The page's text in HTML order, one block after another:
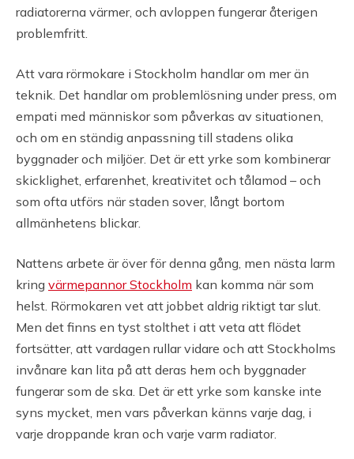
radiatorerna värmer, och avloppen fungerar återigen
problemfritt.
Att vara rörmokare i Stockholm handlar om mer än
teknik. Det handlar om problemlösning under press, om
empati med människor som påverkas av situationen,
och om en ständig anpassning till stadens olika
byggnader och miljöer. Det är ett yrke som kombinerar
skicklighet, erfarenhet, kreativitet och tålamod – och
som ofta utförs när staden sover, långt bortom
allmänhetens blickar.
Nattens arbete är över för denna gång, men nästa larm
kring värmepannor Stockholm kan komma när som
helst. Rörmokaren vet att jobbet aldrig riktigt tar slut.
Men det finns en tyst stolthet i att veta att flödet
fortsätter, att vardagen rullar vidare och att Stockholms
invånare kan lita på att deras hem och byggnader
fungerar som de ska. Det är ett yrke som kanske inte
syns mycket, men vars påverkan känns varje dag, i
varje droppande kran och varje varm radiator.